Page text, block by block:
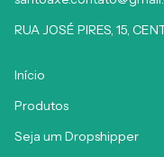
RUA JOSÉ PIRES, 15,
Início
Produtos
Seja um Dropshipper